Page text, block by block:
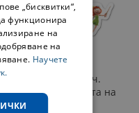
Dodo
Магнитна игра 20 ч.
- Къщичката на
Смърфиета
„бисквитки“,
функционира
на
на
Научете